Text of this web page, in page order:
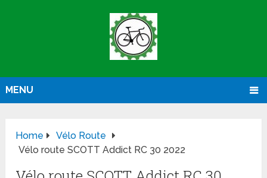
MENU
Home
Vélo Route
Vélo route SCOTT Addict RC 30 2022